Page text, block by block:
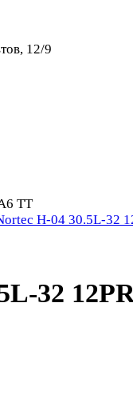
12/9
TT
32